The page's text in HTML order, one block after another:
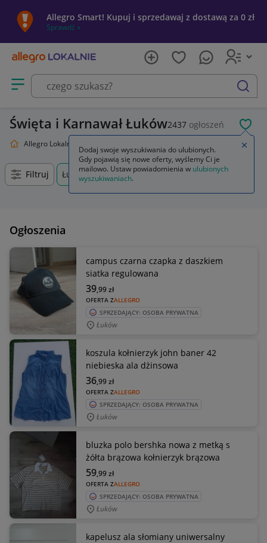
Allegro Smart! Kupuj i sprzedawaj z dostawą za 0 zł
Sprawdź »
Otwórz menu z kategoriami
szukaj
Święta i Karnawał Łuków2437 ogłoszeń
Allegro Lokalnie
Filtruj Łuków, Lubelskie, +0 km
Ogłoszenia
campus czarna czapka z daszkiem
siatka regulowana
OFERTA ZALLEGRO
39,99zł
SPRZEDAJĄCY: OSOBA PRYWATNA
Łuków
koszula kołnierzyk john baner 42
niebieska ala dżinsowa
OFERTA ZALLEGRO
36,99zł
SPRZEDAJĄCY: OSOBA PRYWATNA
Łuków
bluzka polo bershka nowa z metką s
żółta brązowa kołnierzyk brązowa
OFERTA ZALLEGRO
59,99zł
SPRZEDAJĄCY: OSOBA PRYWATNA
Łuków
kapelusz ala słomiany uniwersalny
Dodaj swoje wyszukiwania do ulubionych.
Gdy pojawią się nowe oferty, wyślemy Ci je
mailowo. Ustaw powiadomienia w ulubionych
wyszukiwaniach.